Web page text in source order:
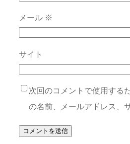
メール ※
サイト
次回のコメントで使用する
の名前、メールアドレス、